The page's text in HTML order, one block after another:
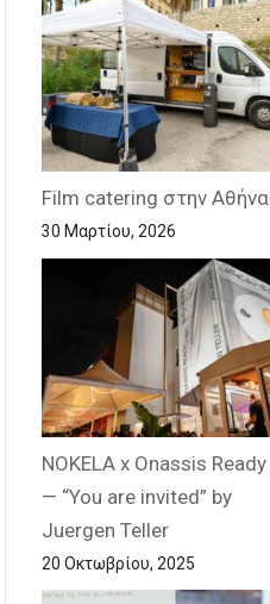
Film catering στην Αθήνα
30 Μαρτίου, 2026
NOKELA x Onassis Ready
— “You are invited” by
Juergen Teller
20 Οκτωβρίου, 2025